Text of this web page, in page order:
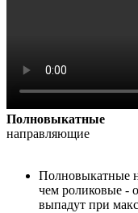
Полновыкатные
направляющие
Полновыкатные
чем роликовые -
выпадут при